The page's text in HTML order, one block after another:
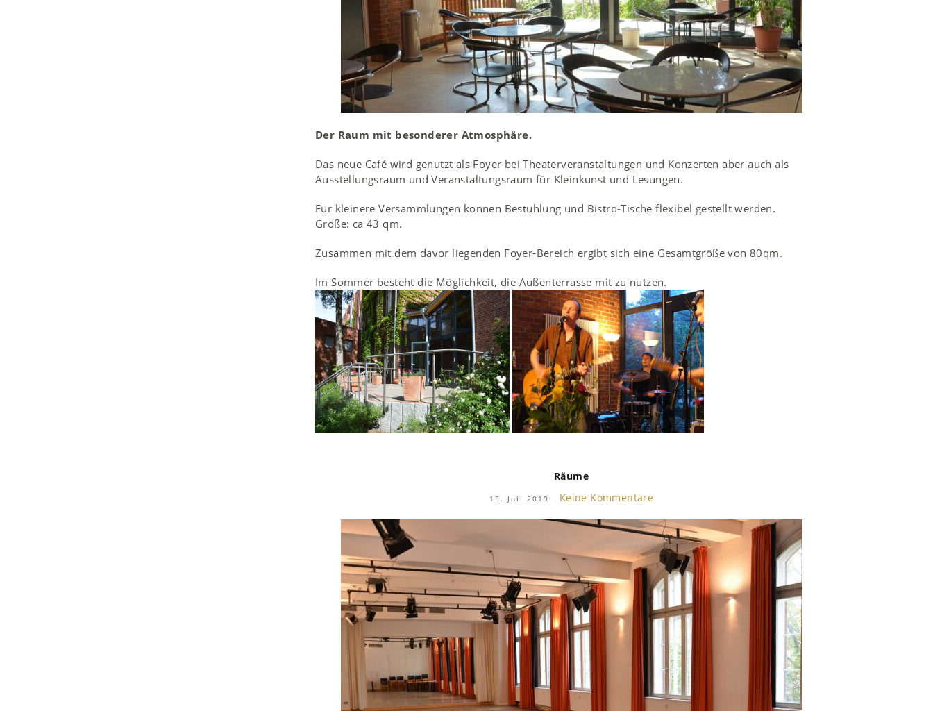
Der Raum mit besonderer Atmosphäre.
Das neue Café wird genutzt als Foyer bei Theaterveranstaltungen und Konzerten aber auch als
Ausstellungsraum und Veranstaltungsraum für Kleinkunst und Lesungen.
Für kleinere Versammlungen können Bestuhlung und Bistro-Tische flexibel gestellt werden.
Größe: ca 43 qm.
Zusammen mit dem davor liegenden Foyer-Bereich ergibt sich eine Gesamtgröße von 80qm.
Im Sommer besteht die Möglichkeit, die Außenterrasse mit zu nutzen.
Räume
13. Juli 2019 Keine Kommentare